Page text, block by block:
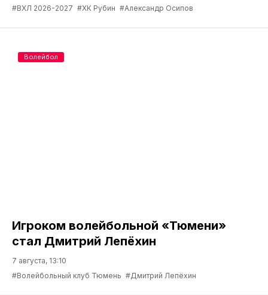
#ВХЛ 2026-2027 #ХК Рубин #Александр Осипов
Игроком волейбольной «Тюмени»
стал Дмитрий Лепёхин
7 августа, 13:10
#Волейбольный клуб Тюмень #Дмитрий Лепёхин
Волейбол